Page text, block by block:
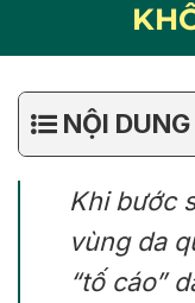
NỘI DUNG
Khi bước
vùng da
“tố cáo”